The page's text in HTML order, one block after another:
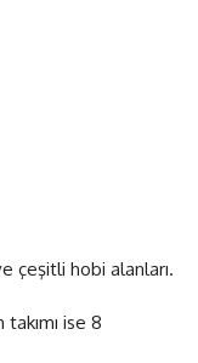
çeşitli hobi alanları.
ise 8